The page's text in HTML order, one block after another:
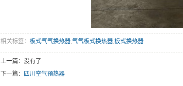
相关标签： 板式气气换热器,气气板式换热器,板式换热器
上一篇：没有了
下一篇：
四川空气预热器